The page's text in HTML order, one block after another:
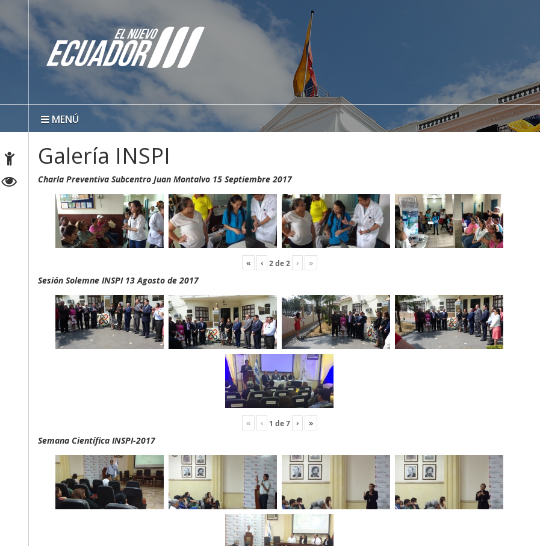
MENÚ
Galería INSPI
Charla Preventiva Subcentro Juan Montalvo 15 Septiembre 2017
« ‹ 2de2 › »
Sesión Solemne INSPI 13 Agosto de 2017
« ‹ 1 de7 › »
Semana Científica INSPI-2017